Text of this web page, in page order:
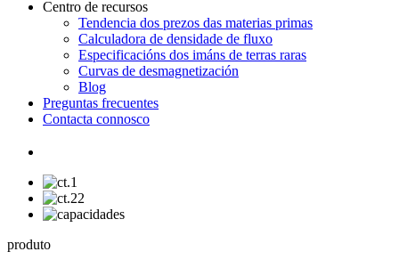
Centro de recursos
Tendencia dos prezos das materias primas
Calculadora de densidade de fluxo
Especificacións dos imáns de terras raras
Curvas de desmagnetización
Blog
Preguntas frecuentes
Contacta connosco
produto